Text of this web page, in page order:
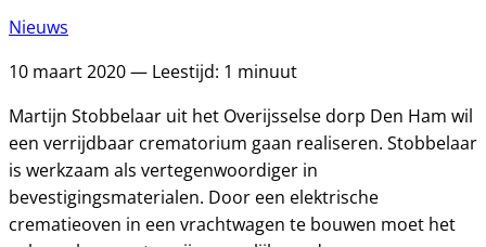
Nieuws
10 maart 2020 — Leestijd: 1 minuut
Martijn Stobbelaar uit het Overijsselse dorp Den Ham wil
een verrijdbaar crematorium gaan realiseren. Stobbelaar
is werkzaam als vertegenwoordiger in
bevestigingsmaterialen. Door een elektrische
crematieoven in een vrachtwagen te bouwen moet het